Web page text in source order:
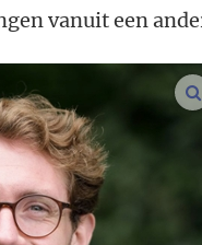
vanuit een